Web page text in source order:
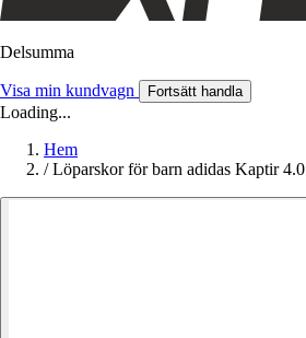
Delsumma
Visa min kundvagn Fortsätt handla
Loading...
Hem
/ Löparskor för barn adidas Kaptir 4.0